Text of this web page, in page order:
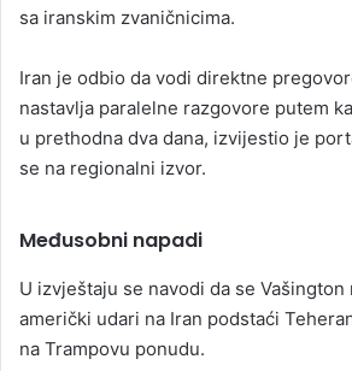
sa iranskim zvaničnicima.
Iran je odbio da vodi direktne
nastavlja paralelne razgovore putem
u prethodna dva dana, izvijestio je
se na regionalni izvor.
Međusobni napadi
U izvještaju se navodi da se Vašington
američki udari na Iran podstaći
na Trampovu ponudu.